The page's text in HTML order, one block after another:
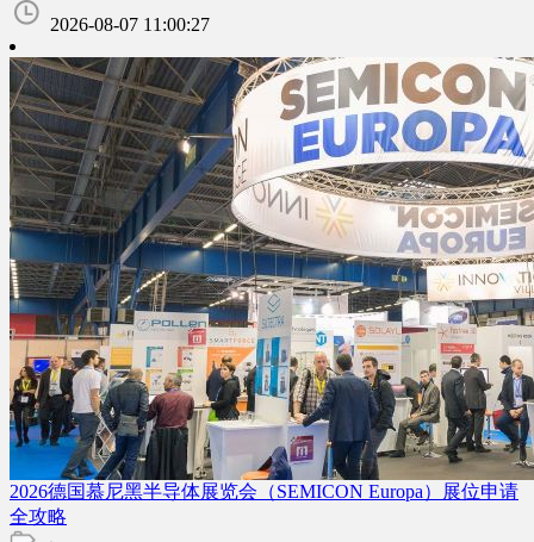
2026-08-07 11:00:27
2026德国慕尼黑半导体展览会（SEMICON Europa）展位申请
全攻略